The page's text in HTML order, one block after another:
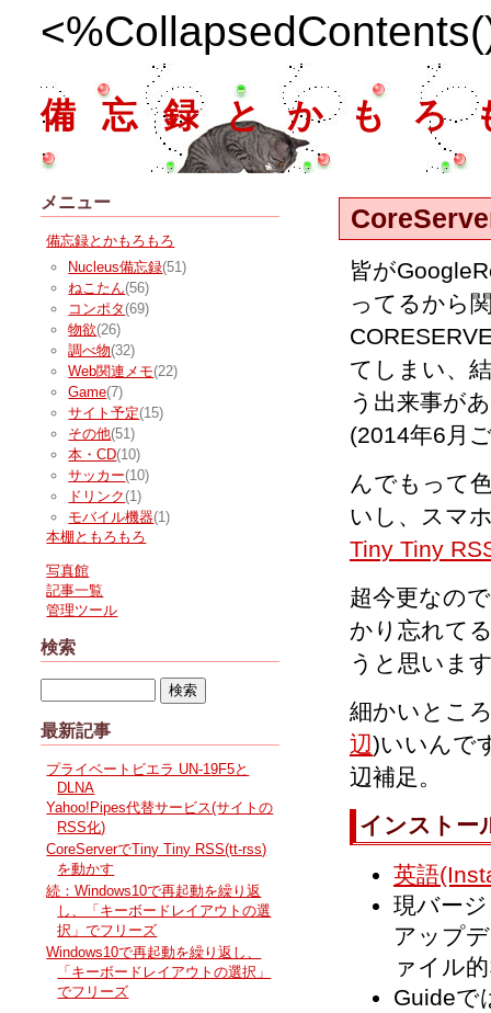
備忘録とかもろ
皆が
ってるから
てしまい、
う出来事が
(2014年6月
んでもって
いし、スマ
Tiny Tiny
超今更なの
かり忘れて
うと思いま
細かいとこ
辺)いいんで
辺補足。
インストー
英語
現バー
アップ
ァイル
Guideで
メニュー
備忘録とかもろもろ
Nucleus備忘録(51)
ねこたん(56)
コンポタ (69)
物欲(26)
調べ物(32)
Web関連メモ(22)
Game(7)
サイト予定(15)
その他(51)
本・CD(10)
サッカー(10)
ドリンク (1)
モバイル機器(1)
本棚ともろもろ
写真館
記事一覧
管理ツール
検索
最新記事
プライベートビエラ UN-19F5と
DLNA
Yahoo!Pipes代替サービス(サイトの
RSS化)
CoreServerでTiny Tiny RSS(tt-rss)
を動かす
続：Windows10で再起動を繰り返
し、「キーボードレイアウトの選
択」でフリーズ
Windows10で再起動を繰り返し、
「キーボードレイアウトの選択」
でフリーズ